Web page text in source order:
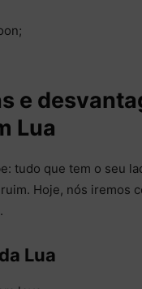
e
Lua
tudo que tem o seu
Hoje, nós iremos
Lua